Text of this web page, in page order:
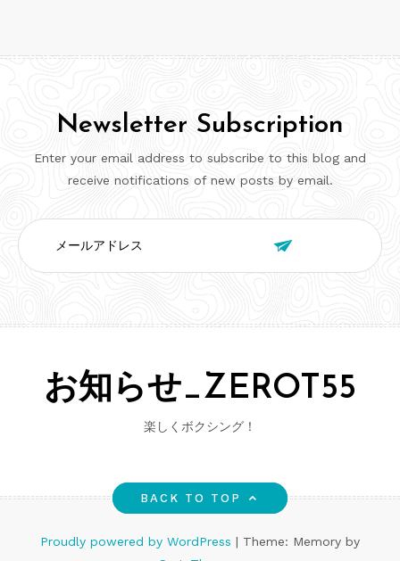
Newsletter Subscription
Enter your email address to subscribe to this blog and
receive notifications of new posts by email.
メ
ー

お知らせ_ZEROT55
楽しくボクシング！
BACK TO TOP
Proudly powered by WordPress | Theme: Memory by